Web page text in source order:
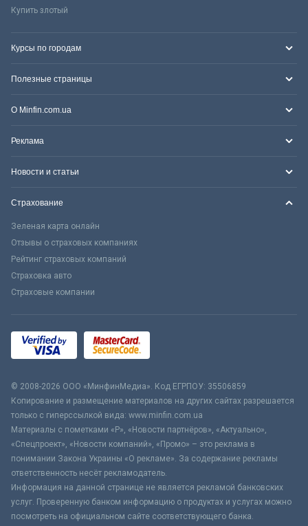
Купить злотый
Курсы по городам
Полезные страницы
О Minfin.com.ua
Реклама
Новости и статьи
Страхование
Зеленая карта онлайн
Отзывы о страховых компаниях
Рейтинг страховых компаний
Страховка авто
Страховые компании
© 2008-2026 ООО «МинфинМедиа». Код ЕГРПОУ: 35506859
Копирование и размещение материалов на других сайтах разрешается
только с гиперссылкой вида: www.minfin.com.ua
Материалы с пометками «Р», «Новости партнёров», «Актуально»,
«Спецпроект», «Новости компаний», «Промо» – это реклама в
понимании Закона Украины «О рекламе». За содержание рекламы
ответственность несёт рекламодатель.
Информация на данной странице не является рекламой банковских
услуг. Проверенную банком информацию о продуктах и услугах можно
посмотреть на официальном сайте соответствующего банка.